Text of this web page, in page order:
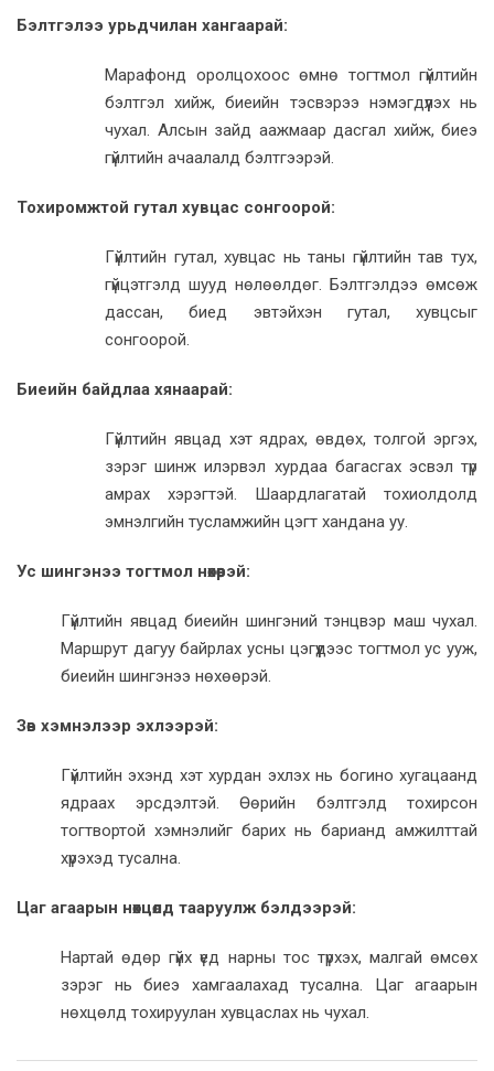
Бэлтгэлээ урьдчилан хангаарай:
Марафонд оролцохоос өмнө тогтмол гүйлтийн
бэлтгэл хийж, биеийн тэсвэрээ нэмэгдүүлэх нь
чухал. Алсын зайд аажмаар дасгал хийж, биеэ
гүйлтийн ачаалалд бэлтгээрэй.
Тохиромжтой гутал хувцас сонгоорой:
Гүйлтийн гутал, хувцас нь таны гүйлтийн тав тух,
гүйцэтгэлд шууд нөлөөлдөг. Бэлтгэлдээ өмсөж
дассан, биед эвтэйхэн гутал, хувцсыг
сонгоорой.
Биеийн байдлаа хянаарай:
Гүйлтийн явцад хэт ядрах, өвдөх, толгой эргэх,
зэрэг шинж илэрвэл хурдаа багасгах эсвэл түр
амрах хэрэгтэй. Шаардлагатай тохиолдолд
эмнэлгийн тусламжийн цэгт хандана уу.
Ус шингэнээ тогтмол нөхөөрэй:
Гүйлтийн явцад биеийн шингэний тэнцвэр маш чухал.
Маршрут дагуу байрлах усны цэгүүдээс тогтмол ус ууж,
биеийн шингэнээ нөхөөрэй.
Зөв хэмнэлээр эхлээрэй:
Гүйлтийн эхэнд хэт хурдан эхлэх нь богино хугацаанд
ядраах эрсдэлтэй. Өөрийн бэлтгэлд тохирсон
тогтвортой хэмнэлийг барих нь барианд амжилттай
хүрэхэд тусална.
Цаг агаарын нөхцөлд тааруулж бэлдээрэй:
Нартай өдөр гүйх үед нарны тос түрхэх, малгай өмсөх
зэрэг нь биеэ хамгаалахад тусална. Цаг агаарын
нөхцөлд тохируулан хувцаслах нь чухал.